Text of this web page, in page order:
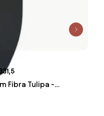
Fibra Tulipa -